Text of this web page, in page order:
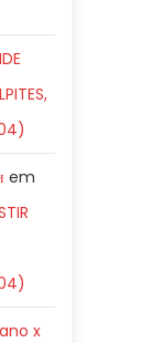
em
x